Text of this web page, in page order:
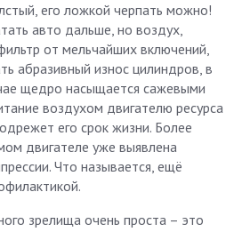
его ложкой черпать можно!
авто дальше, но воздух,
от мельчайших включений,
абразивный износ цилиндров, в
щедро насыщается сажевыми
воздухом двигателю ресурса
его срок жизни. Более
двигателе уже выявлена
Что называется, ещё
зрелища очень проста – это